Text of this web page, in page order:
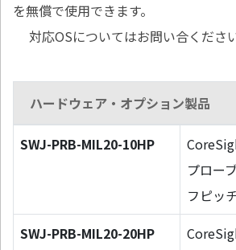
を無償で使用できます。
対応OSについてはお問い合ください
ハードウェア・オプション製品
SWJ-PRB-MIL20-10HP
プロー
フピッ
SWJ-PRB-MIL20-20HP